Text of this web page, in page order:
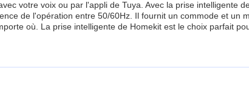
votre voix ou par l'appli de Tuya. Avec la prise intelligente
de l'opération entre 50/60Hz. Il fournit un commode et un
où. La prise intelligente de Homekit est le choix parfait